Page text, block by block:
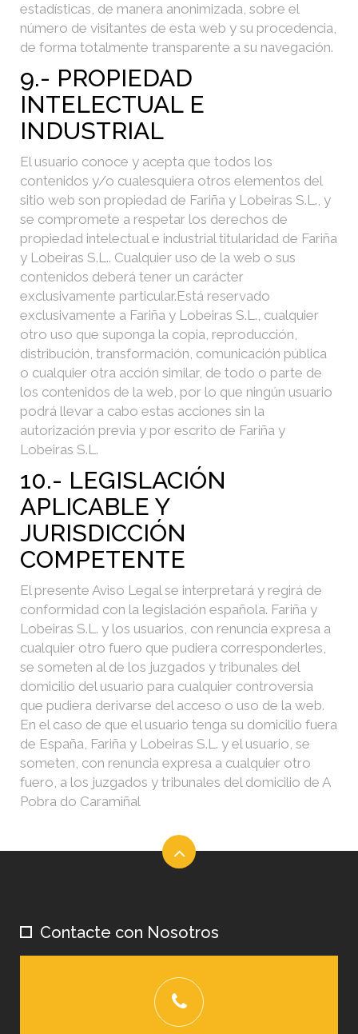
estadísticas, de manera anonimizada, sobre el
número de visitantes de esta web y su procedencia,
de forma totalmente transparente a su navegación.
9.- PROPIEDAD
INTELECTUAL E
INDUSTRIAL
El usuario conoce y acepta que todos los
contenidos y/o cualesquiera otros elementos del
sitio web son propiedad de Fariña y Lobeiras S.L., y
se compromete a respetar los derechos de
propiedad intelectual e industrial titularidad de Fariña
y Lobeiras S.L.. Cualquier uso de la web o sus
contenidos deberá tener un carácter
exclusivamente particular.Está reservado
exclusivamente a Fariña y Lobeiras S.L., cualquier
otro uso que suponga la copia, reproducción,
distribución, transformación, comunicación pública
o cualquier otra acción similar, de todo o parte de
los contenidos de la web, por lo que ningún usuario
podrá llevar a cabo estas acciones sin la
autorización previa y por escrito de Fariña y
Lobeiras S.L.
10.- LEGISLACIÓN
APLICABLE Y
JURISDICCIÓN
COMPETENTE
El presente Aviso Legal se interpretará y regirá de
conformidad con la legislación española. Fariña y
Lobeiras S.L. y los usuarios, con renuncia expresa a
cualquier otro fuero que pudiera corresponderles,
se someten al de los juzgados y tribunales del
domicilio del usuario para cualquier controversia
que pudiera derivarse del acceso o uso de la web.
En el caso de que el usuario tenga su domicilio fuera
de España, Fariña y Lobeiras S.L. y el usuario, se
someten, con renuncia expresa a cualquier otro
fuero, a los juzgados y tribunales del domicilio de A
Pobra do Caramiñal
Contacte con Nosotros